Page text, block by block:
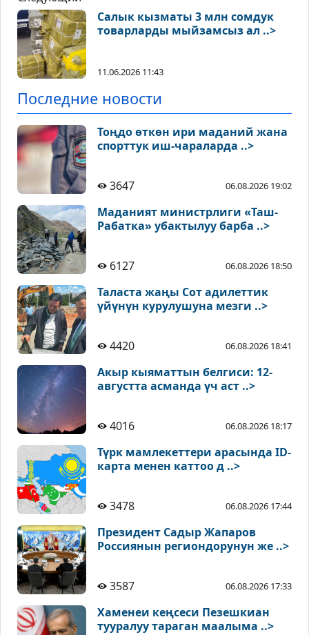
Салык кызматы 3 млн сомдук
товарларды мыйзамсыз ал ..>
11.06.2026 11:43
Последние новости
Тоңдо өткөн ири маданий жана
спорттук иш-чараларда ..>
3647 06.08.2026 19:02
Маданият министрлиги «Таш-
Рабатка» убактылуу барба ..>
6127 06.08.2026 18:50
Таласта жаңы Сот адилеттик
үйүнүн курулушуна мезги ..>
4420 06.08.2026 18:41
Акыр кыяматтын белгиси: 12-
августта асманда үч аст ..>
4016 06.08.2026 18:17
Түрк мамлекеттери арасында ID-
карта менен каттоо д ..>
3478 06.08.2026 17:44
Президент Садыр Жапаров
Россиянын региондорунун же ..>
3587 06.08.2026 17:33
Хаменеи кеңсеси Пезешкиан
тууралуу тараган маалыма ..>